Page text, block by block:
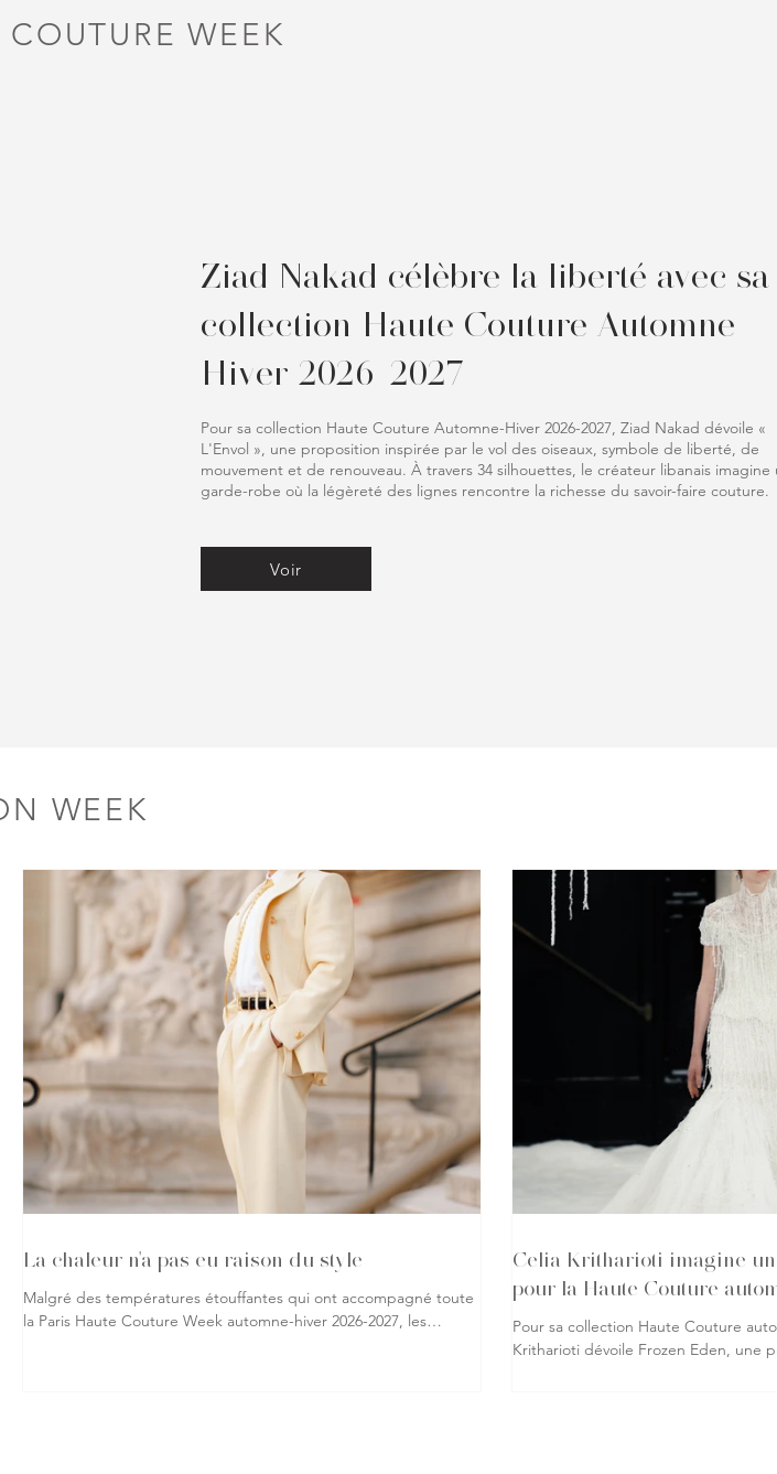
WEEK
Ziad Nakad célèbre la liberté avec sa
collection Haute Couture Automne-
Hiver 2026-2027
Pour sa collection Haute Couture Automne-Hiver 2026-2027, Ziad Nakad dévoile «
L'Envol », une proposition inspirée par le vol des oiseaux, symbole de liberté, de
mouvement et de renouveau. À travers 34 silhouettes, le créateur libanais imagine
garde-robe où la légèreté des lignes rencontre la richesse du savoir-faire couture.
Voir
WEEK
La chaleur n'a pas eu raison du style
Malgré des températures étouffantes qui ont accompagné toute
la Paris Haute Couture Week automne-hiver 2026-2027, les
Celia Kritharioti imagine un
pour la Haute Couture
Pour sa collection Haute Couture
Kritharioti dévoile Frozen Eden, une